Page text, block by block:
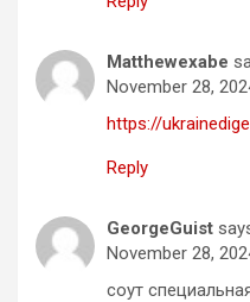
Matthewexabe
November 28,
https://
Reply
GeorgeGuist
November 28,
соут